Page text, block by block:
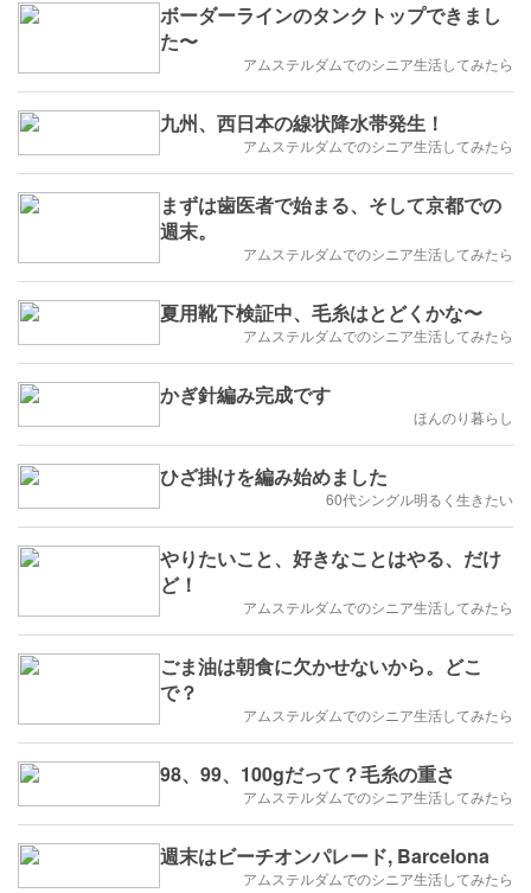
ボーダーラインのタンクトップできまし
た〜
アムステルダムでのシニア生活してみたら
九州、西日本の線状降水帯発生！
アムステルダムでのシニア生活してみたら
まずは歯医者で始まる、そして京都での
週末。
アムステルダムでのシニア生活してみたら
夏用靴下検証中、毛糸はとどくかな〜
アムステルダムでのシニア生活してみたら
かぎ針編み完成です
ほんのり暮らし
ひざ掛けを編み始めました
60代シングル明るく生きたい
やりたいこと、好きなことはやる、だけ
ど！
アムステルダムでのシニア生活してみたら
ごま油は朝食に欠かせないから。どこ
で？
アムステルダムでのシニア生活してみたら
98、99、100gだって？毛糸の重さ
アムステルダムでのシニア生活してみたら
週末はビーチオンパレード, Barcelona
アムステルダムでのシニア生活してみたら